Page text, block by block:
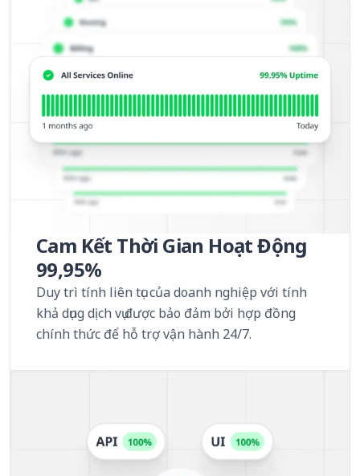
Cam Kết Thời Gian Hoạt Động
99,95%
Duy trì tính liên tục của doanh nghiệp với tính
khả dụng dịch vụ được bảo đảm bởi hợp đồng
chính thức để hỗ trợ vận hành 24/7.